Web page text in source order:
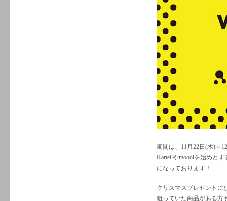
期間は、11月22日(木)～
Kartellやmoooiを始めと
になっております！
クリスマスプレゼントに
狙っていた商品がある方